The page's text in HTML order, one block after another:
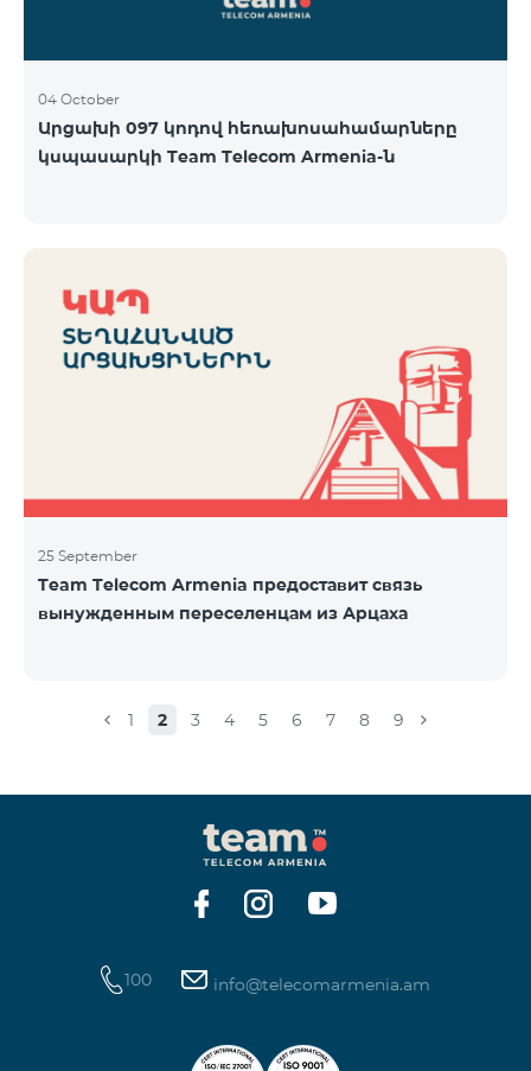
04 October
Արցախի 097 կոդով հեռախոսահամարները
կսպասարկի Team Telecom Armenia-ն
25 September
Team Telecom Armenia предоставит связь
вынужденным переселенцам из Арцаха
1 2 3 4 5 6 7 8 9
100 info@telecomarmenia.am